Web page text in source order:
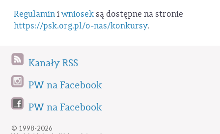
Regulaminiwniosek są dostępne na stronie
https://psk.org.pl/o-nas/konkursy.
Kanały RSS
PW na Facebook
PW na Facebook
© 1998-2026